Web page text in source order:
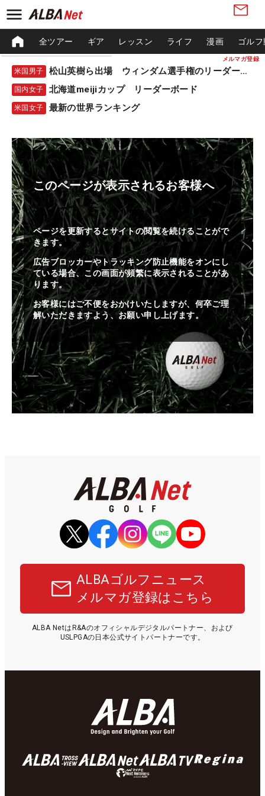
メルマガ登録
全ツアー ギア レッスン ライフ 漫画 ゴル
米国男子 松山英樹ら出場 ウィンダム選手権のリーダーボード
国内女子 北海道meijiカップ リーダーボード
米国女子 最新の世界ランキング
このページが表示されるお客様へ
ページを更新するとサイトの閲覧を続けることがで
きます。
広告ブロッカーやトラッキング防止機能をオンにし
ている場合、この画面が頻繁に表示されることがあ
ります。
お客様にはご不便をおかけいたしますが、何卒ご理
解いただきますよう、お願い申し上げます。
ALBAゴルフニュース
メルマガ登録はこちら
ALBA NetはR&Aのオフィシャルデジタルパートナー、および
USLPGAの日本公式サイトパートナーです。